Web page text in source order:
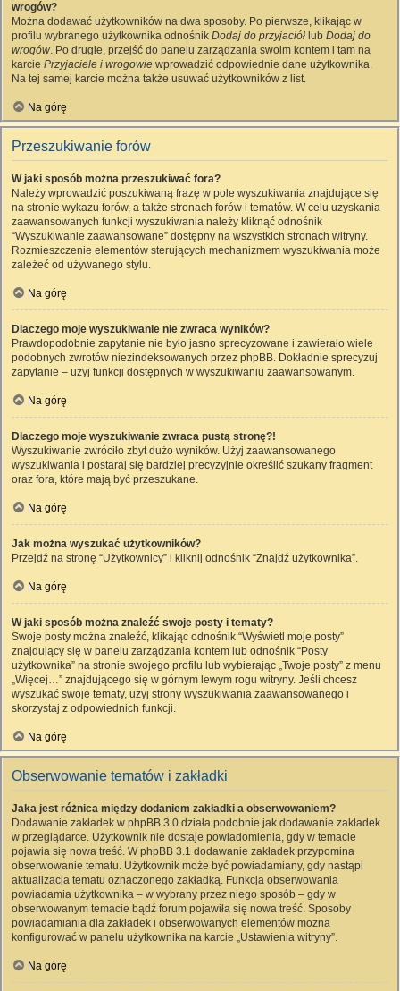
wrogów?
Można dodawać użytkowników na dwa sposoby. Po pierwsze, klikając w
profilu wybranego użytkownika odnośnik Dodaj do przyjaciół lub Dodaj do
wrogów. Po drugie, przejść do panelu zarządzania swoim kontem i tam na
karcie Przyjaciele i wrogowie wprowadzić odpowiednie dane użytkownika.
Na tej samej karcie można także usuwać użytkowników z list.
Na górę
Przeszukiwanie forów
W jaki sposób można przeszukiwać fora?
Należy wprowadzić poszukiwaną frazę w pole wyszukiwania znajdujące się
na stronie wykazu forów, a także stronach forów i tematów. W celu uzyskania
zaawansowanych funkcji wyszukiwania należy kliknąć odnośnik
“Wyszukiwanie zaawansowane” dostępny na wszystkich stronach witryny.
Rozmieszczenie elementów sterujących mechanizmem wyszukiwania może
zależeć od używanego stylu.
Na górę
Dlaczego moje wyszukiwanie nie zwraca wyników?
Prawdopodobnie zapytanie nie było jasno sprecyzowane i zawierało wiele
podobnych zwrotów niezindeksowanych przez phpBB. Dokładnie sprecyzuj
zapytanie – użyj funkcji dostępnych w wyszukiwaniu zaawansowanym.
Na górę
Dlaczego moje wyszukiwanie zwraca pustą stronę?!
Wyszukiwanie zwróciło zbyt dużo wyników. Użyj zaawansowanego
wyszukiwania i postaraj się bardziej precyzyjnie określić szukany fragment
oraz fora, które mają być przeszukane.
Na górę
Jak można wyszukać użytkowników?
Przejdź na stronę “Użytkownicy” i kliknij odnośnik “Znajdź użytkownika”.
Na górę
W jaki sposób można znaleźć swoje posty i tematy?
Swoje posty można znaleźć, klikając odnośnik “Wyświetl moje posty”
znajdujący się w panelu zarządzania kontem lub odnośnik “Posty
użytkownika” na stronie swojego profilu lub wybierając „Twoje posty” z menu
„Więcej…” znajdującego się w górnym lewym rogu witryny. Jeśli chcesz
wyszukać swoje tematy, użyj strony wyszukiwania zaawansowanego i
skorzystaj z odpowiednich funkcji.
Na górę
Obserwowanie tematów i zakładki
Jaka jest różnica między dodaniem zakładki a obserwowaniem?
Dodawanie zakładek w phpBB 3.0 działa podobnie jak dodawanie zakładek
w przeglądarce. Użytkownik nie dostaje powiadomienia, gdy w temacie
pojawia się nowa treść. W phpBB 3.1 dodawanie zakładek przypomina
obserwowanie tematu. Użytkownik może być powiadamiany, gdy nastąpi
aktualizacja tematu oznaczonego zakładką. Funkcja obserwowania
powiadamia użytkownika – w wybrany przez niego sposób – gdy w
obserwowanym temacie bądź forum pojawiła się nowa treść. Sposoby
powiadamiania dla zakładek i obserwowanych elementów można
konfigurować w panelu użytkownika na karcie „Ustawienia witryny”.
Na górę